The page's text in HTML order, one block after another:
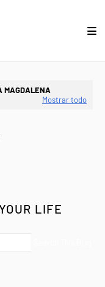
MAGDALENA
Mostrar todo
LIFE